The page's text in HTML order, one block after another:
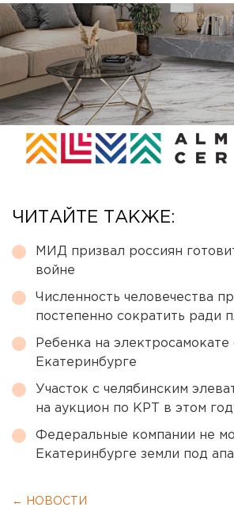
ЧИТАЙТЕ ТАКЖЕ:
МИД призвал россиян
войне
Численность человечества
постепенно сократить ради
Ребенка на электросамокате
Екатеринбурге
Участок с челябинским
на аукцион по КРТ в этом
Федеральные компании не
Екатеринбурге земли под
← НОВОСТИ